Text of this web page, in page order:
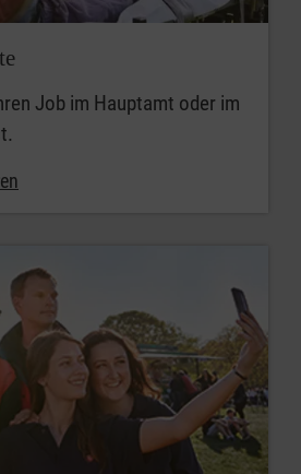
Job im Hauptamt oder im